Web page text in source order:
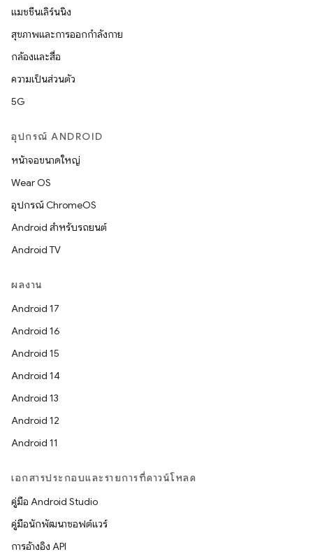
แมชชีนเลิร์นนิง
สุขภาพและการออกกำลังกาย
กล้องและสื่อ
ความเป็นส่วนตัว
5G
อุปกรณ์ ANDROID
หน้าจอขนาดใหญ่
Wear OS
อุปกรณ์ ChromeOS
Android สำหรับรถยนต์
Android TV
ผลงาน
Android 17
Android 16
Android 15
Android 14
Android 13
Android 12
Android 11
เอกสารประกอบและรายการที่ดาวน์โหลด
คู่มือ Android Studio
คู่มือนักพัฒนาซอฟต์แวร์
การอ้างอิง API